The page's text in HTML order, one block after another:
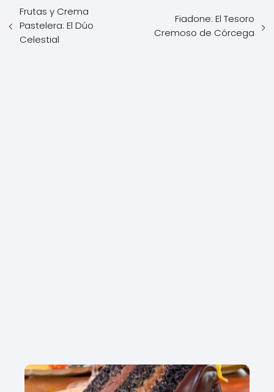
Frutas y Crema
Pastelera: El Dúo
Celestial
Fiadone: El Tesoro
Cremoso de Córcega